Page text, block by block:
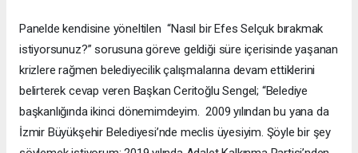
Panelde kendisine yöneltilen “Nasıl bir Efes Selçuk bırakmak
istiyorsunuz?” sorusuna göreve geldiği süre içerisinde yaşanan
krizlere rağmen belediyecilik çalışmalarına devam ettiklerini
belirterek cevap veren Başkan Ceritoğlu Sengel; “Belediye
başkanlığında ikinci dönemimdeyim. 2009 yılından bu yana da
İzmir Büyükşehir Belediyesi’nde meclis üyesiyim. Şöyle bir şey